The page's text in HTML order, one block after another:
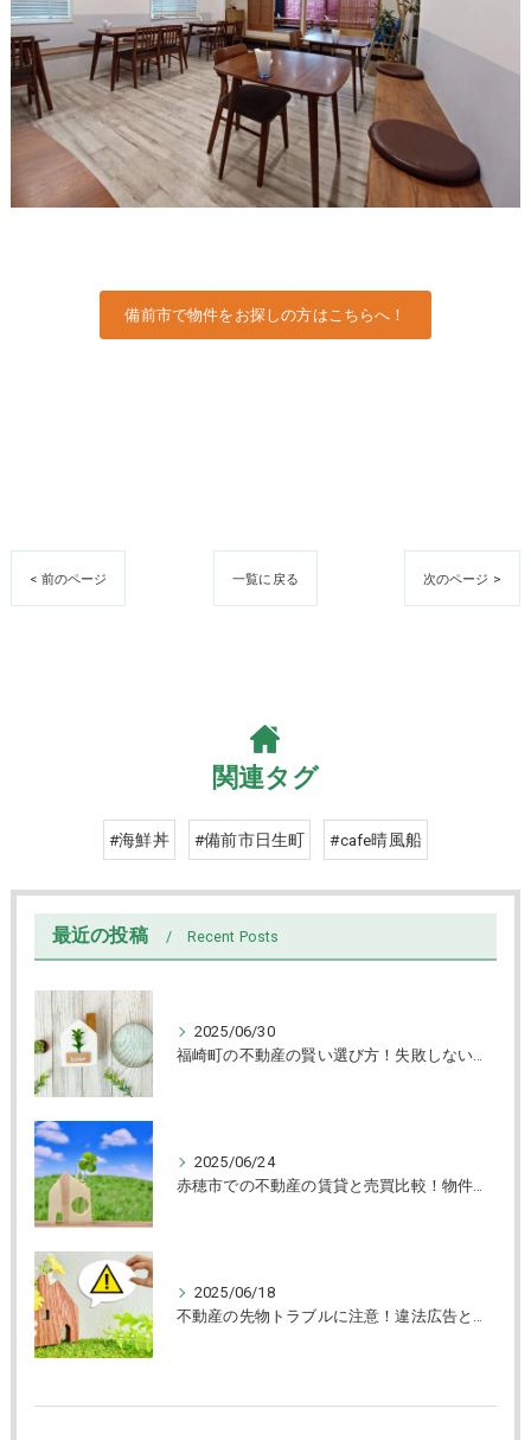
備前市で物件をお探しの方はこちらへ！
< 前のページ 一覧に戻る 次のページ >
関連タグ
#海鮮丼 #備前市日生町 #cafe晴風船
最近の投稿 Recent Posts
2025/06/30
福崎町の不動産の賢い選び方！失敗しない売買と物件チェック術解説
2025/06/24
赤穂市での不動産の賃貸と売買比較！物件タイプ別選び方ガイド
2025/06/18
不動産の先物トラブルに注意！違法広告と賃貸物件の見抜き方